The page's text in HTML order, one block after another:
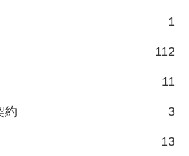
1
112
11
約 3
13